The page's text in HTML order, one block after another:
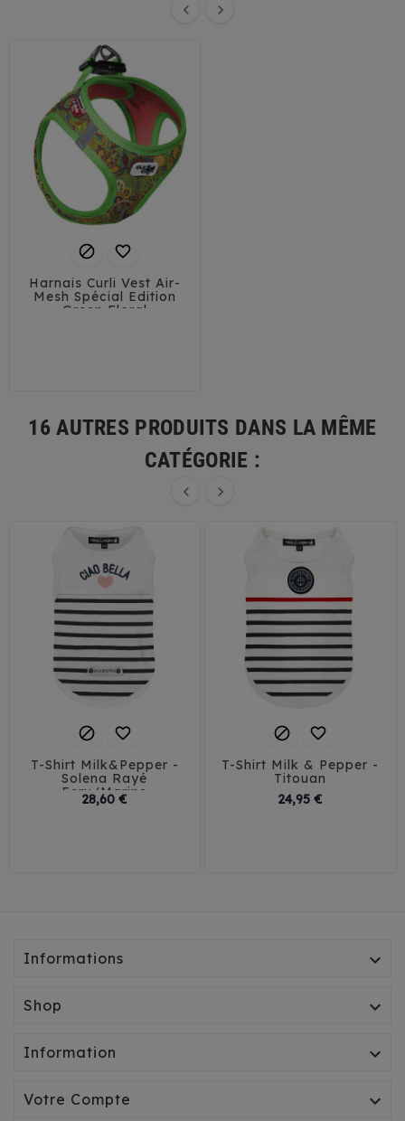
 
 
Harnais Curli Vest Air-
Mesh Spécial Edition
Green Floral
16 AUTRES PRODUITS DANS LA MÊME
CATÉGORIE :
 
 
T-Shirt Milk&Pepper -
Solena Rayé
Ecru/Marine
28,60 €
 
T-Shirt Milk & Pepper -
Titouan
T23-26
T35-38
24,95 €
Informations 
Shop 
Information 
Votre Compte 